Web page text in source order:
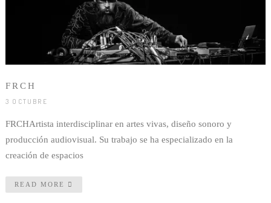
FRCH
3 OCTUBRE
FRCHArtista interdisciplinar en artes vivas, diseño sonoro y
producción audiovisual. Su trabajo se ha especializado en la
creación de espacios
READ MORE